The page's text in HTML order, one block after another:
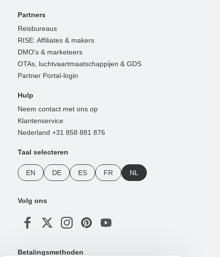
Partners
Reisbureaus
RISE: Affiliates & makers
DMO's & marketeers
OTAs, luchtvaartmaatschappijen & GDS
Partner Portal-login
Hulp
Neem contact met ons op
Klantenservice
Nederland +31 858 881 876
Taal selecteren
EN DE ES FR NL
Volg ons
Betalingsmethoden